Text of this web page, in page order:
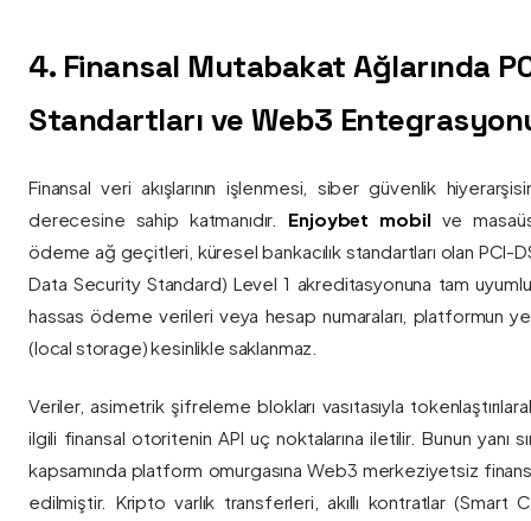
4. Finansal Mutabakat Ağlarında
Standartları ve Web3
Finansal veri akışlarının işlenmesi, siber güvenlik
derecesine sahip katmanıdır. Enjoybet mobil ve
ödeme ağ geçitleri, küresel bankacılık standartları olan PCI-
Data Security Standard) Level 1 akreditasyonuna tam
hassas ödeme verileri veya hesap numaraları, platformun
(local storage) kesinlikle saklanmaz.
Veriler, asimetrik şifreleme blokları vasıtasıyla
ilgili finansal otoritenin API uç noktalarına iletilir. Bunun yanı
kapsamında platform omurgasına Web3 merkeziyetsiz
edilmiştir. Kripto varlık transferleri, akıllı kontratlar (Smart